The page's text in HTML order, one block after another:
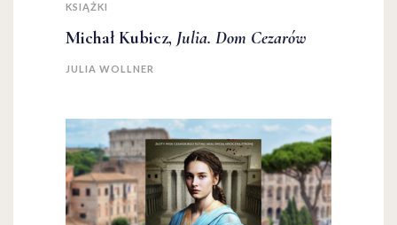
KSIĄŻKI
Michał Kubicz, Julia. Dom Cezarów
JULIA WOLLNER